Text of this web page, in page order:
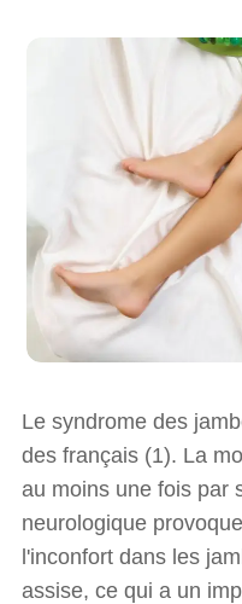
Le syndrome des
des français (1). La
au moins une fois par
neurologique
l'inconfort dans les
assise, ce qui a un